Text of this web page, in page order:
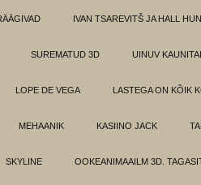
IVAN TSAREVITŠ JA HALL
SUREMATUD 3D UINUV
LOPE DE VEGA LASTEGA ON KÕIK
MEHAANIK KASIINO JACK
SKYLINE OOKEANIMAAILM 3D.